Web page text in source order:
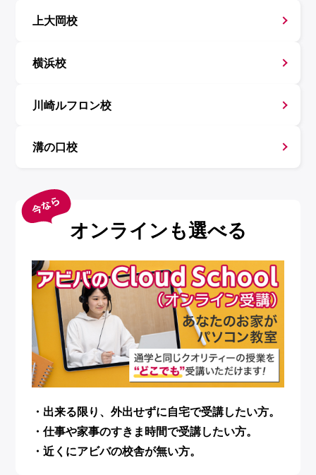
上大岡校
横浜校
川崎ルフロン校
溝の口校
オンラインも選べる
・出来る限り、外出せずに自宅で受講したい方。
・仕事や家事のすきま時間で受講したい方。
・近くにアビバの校舎が無い方。